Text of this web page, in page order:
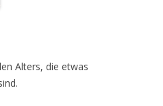
Alters, die etwas